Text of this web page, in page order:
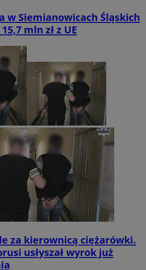
w Siemianowicach Śląskich
mln zł z UE
za kierownicą ciężarówki.
usłyszał wyrok już